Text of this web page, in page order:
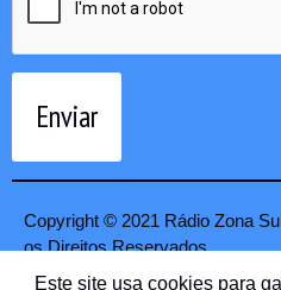
Enviar
Este site usa cookies para
Copyright © 2021 Rádio Zona
os Direitos Reservados